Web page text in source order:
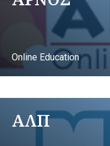
Online Education
ΑΛΠ